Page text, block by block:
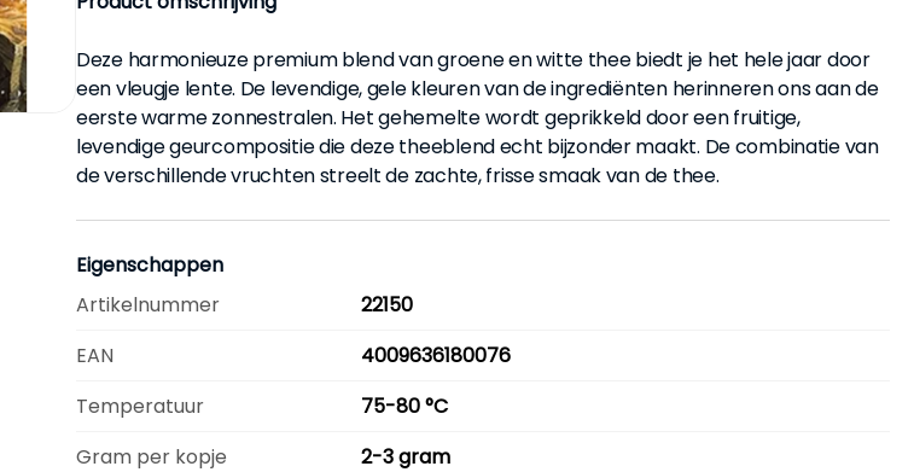
Deze harmonieuze premium blend van groene en witte thee biedt je het hele jaar door
een vleugje lente. De levendige, gele kleuren van de ingrediënten herinneren ons aan de
eerste warme zonnestralen. Het gehemelte wordt geprikkeld door een fruitige,
levendige geurcompositie die deze theeblend echt bijzonder maakt. De combinatie van
de verschillende vruchten streelt de zachte, frisse smaak van de thee.
Eigenschappen
Artikelnummer
22150
EAN
4009636180076
Temperatuur
75-80 °C
Gram per kopje
2-3 gram